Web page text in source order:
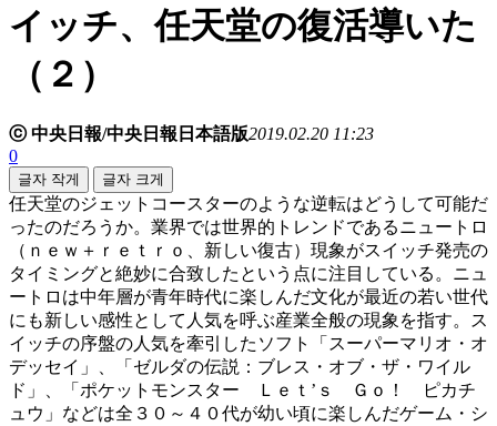
イッチ、任天堂の復活導いた
（２）
ⓒ 中央日報/中央日報日本語版2019.02.20 11:23
0
글자 작게 글자 크게
任天堂のジェットコースターのような逆転はどうして可能だ
ったのだろうか。業界では世界的トレンドであるニュートロ
（ｎｅｗ＋ｒｅｔｒｏ、新しい復古）現象がスイッチ発売の
タイミングと絶妙に合致したという点に注目している。ニュ
ートロは中年層が青年時代に楽しんだ文化が最近の若い世代
にも新しい感性として人気を呼ぶ産業全般の現象を指す。ス
イッチの序盤の人気を牽引したソフト「スーパーマリオ・オ
デッセイ」、「ゼルダの伝説：ブレス・オブ・ザ・ワイル
ド」、「ポケットモンスター Ｌｅｔ’ｓ Ｇｏ！ ピカチ
ュウ」などは全３０～４０代が幼い頃に楽しんだゲーム・シ